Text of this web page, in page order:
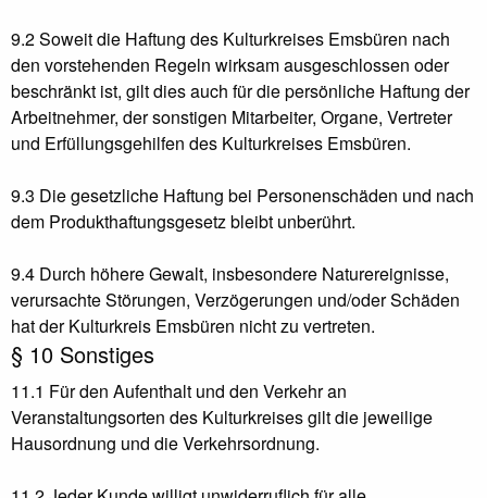
9.2 Soweit die Haftung des Kulturkreises Emsbüren nach
den vorstehenden Regeln wirksam ausgeschlossen oder
beschränkt ist, gilt dies auch für die persönliche Haftung der
Arbeitnehmer, der sonstigen Mitarbeiter, Organe, Vertreter
und Erfüllungsgehilfen des Kulturkreises Emsbüren.
9.3 Die gesetzliche Haftung bei Personenschäden und nach
dem Produkthaftungsgesetz bleibt unberührt.
9.4 Durch höhere Gewalt, insbesondere Naturereignisse,
verursachte Störungen, Verzögerungen und/oder Schäden
hat der Kulturkreis Emsbüren nicht zu vertreten.
§ 10 Sonstiges
11.1 Für den Aufenthalt und den Verkehr an
Veranstaltungsorten des Kulturkreises gilt die jeweilige
Hausordnung und die Verkehrsordnung.